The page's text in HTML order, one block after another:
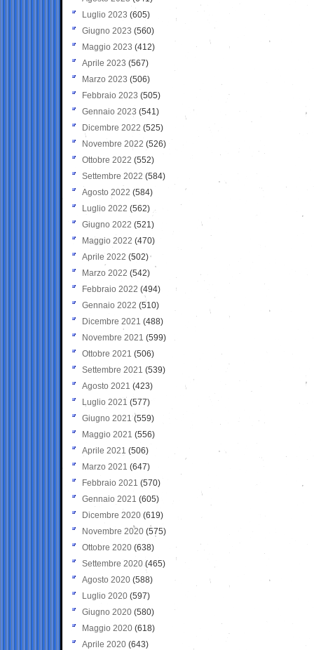
Luglio 2023 (605)
Giugno 2023 (560)
Maggio 2023 (412)
Aprile 2023 (567)
Marzo 2023 (506)
Febbraio 2023 (505)
Gennaio 2023 (541)
Dicembre 2022 (525)
Novembre 2022 (526)
Ottobre 2022 (552)
Settembre 2022 (584)
Agosto 2022 (584)
Luglio 2022 (562)
Giugno 2022 (521)
Maggio 2022 (470)
Aprile 2022 (502)
Marzo 2022 (542)
Febbraio 2022 (494)
Gennaio 2022 (510)
Dicembre 2021 (488)
Novembre 2021 (599)
Ottobre 2021 (506)
Settembre 2021 (539)
Agosto 2021 (423)
Luglio 2021 (577)
Giugno 2021(559)
Maggio 2021 (556)
Aprile 2021 (506)
Marzo 2021 (647)
Febbraio 2021 (570)
Gennaio 2021 (605)
Dicembre 2020 (619)
Novembre 2020 (575)
Ottobre 2020 (638)
Settembre 2020(465)
Agosto 2020 (588)
Luglio 2020 (597)
Giugno 2020 (580)
Maggio 2020 (618)
Aprile 2020 (643)